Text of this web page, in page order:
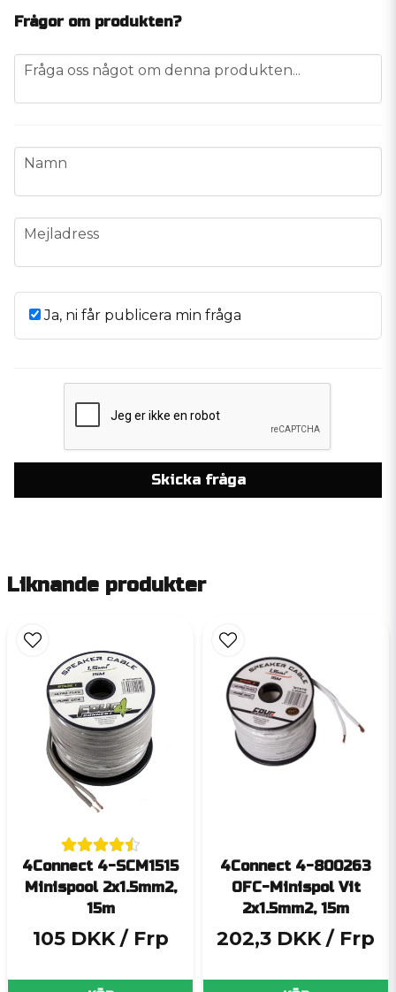
Frågor om produkten?
question
Fråga oss något om denna produkten...
name
Namn
email
Mejladress
Ja, ni får publicera min fråga
Skicka fråga
Liknande produkter
4Connect 4-SCM1515
Minispool 2x1.5mm2,
15m
105 DKK / Frp
4Connect 4-800263
OFC-Minispol Vit
2x1.5mm2, 15m
202,3 DKK / Frp